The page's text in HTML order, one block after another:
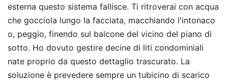
esterna questo sistema fallisce. Ti ritroverai con acqua
che gocciola lungo la facciata, macchiando l'intonaco
o, peggio, finendo sul balcone del vicino del piano di
sotto. Ho dovuto gestire decine di liti condominiali
nate proprio da questo dettaglio trascurato. La
soluzione è prevedere sempre un tubicino di scarico